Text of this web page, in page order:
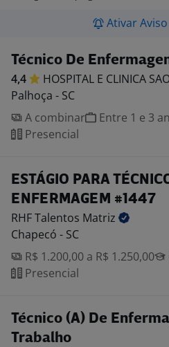
Ativar
Técnico De
4,4 HOSPITAL E CLINICA
Palhoça - SC
A combinar
Entre 1 e 3
Presencial
ESTÁGIO PARA
ENFERMAGEM #1447
RHF Talentos Matriz
Chapecó - SC
R$ 1.200,00 a R$ 1.250,00
Presencial
Técnico (A) De
Trabalho